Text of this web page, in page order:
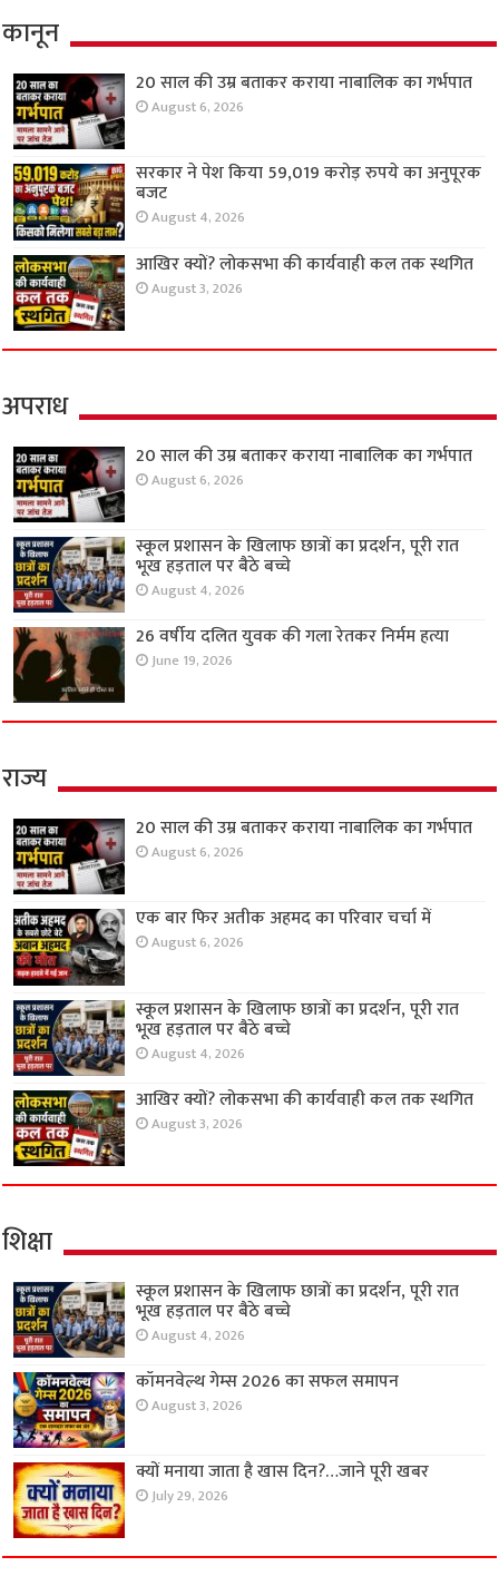
कानून
20 साल की उम्र बताकर कराया नाबालिक का गर्भपात
August 6, 2026
सरकार ने पेश किया 59,019 करोड़ रुपये का अनुपूरक
बजट
August 4, 2026
आखिर क्यों? लोकसभा की कार्यवाही कल तक स्थगित
August 3, 2026
अपराध
20 साल की उम्र बताकर कराया नाबालिक का गर्भपात
August 6, 2026
स्कूल प्रशासन के खिलाफ छात्रों का प्रदर्शन, पूरी रात
भूख हड़ताल पर बैठे बच्चे
August 4, 2026
26 वर्षीय दलित युवक की गला रेतकर निर्मम हत्या
June 19, 2026
राज्य
20 साल की उम्र बताकर कराया नाबालिक का गर्भपात
August 6, 2026
एक बार फिर अतीक अहमद का परिवार चर्चा में
August 6, 2026
स्कूल प्रशासन के खिलाफ छात्रों का प्रदर्शन, पूरी रात
भूख हड़ताल पर बैठे बच्चे
August 4, 2026
आखिर क्यों? लोकसभा की कार्यवाही कल तक स्थगित
August 3, 2026
शिक्षा
स्कूल प्रशासन के खिलाफ छात्रों का प्रदर्शन, पूरी रात
भूख हड़ताल पर बैठे बच्चे
August 4, 2026
कॉमनवेल्थ गेम्स 2026 का सफल समापन
August 3, 2026
क्यों मनाया जाता है खास दिन?…जाने पूरी खबर
July 29, 2026